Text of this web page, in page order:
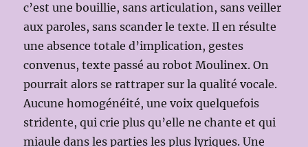
c’est une bouillie, sans articulation, sans veiller
aux paroles, sans scander le texte. Il en résulte
une absence totale d’implication, gestes
convenus, texte passé au robot Moulinex. On
pourrait alors se rattraper sur la qualité vocale.
Aucune homogénéité, une voix quelquefois
stridente, qui crie plus qu’elle ne chante et qui
miaule dans les parties les plus lyriques. Une